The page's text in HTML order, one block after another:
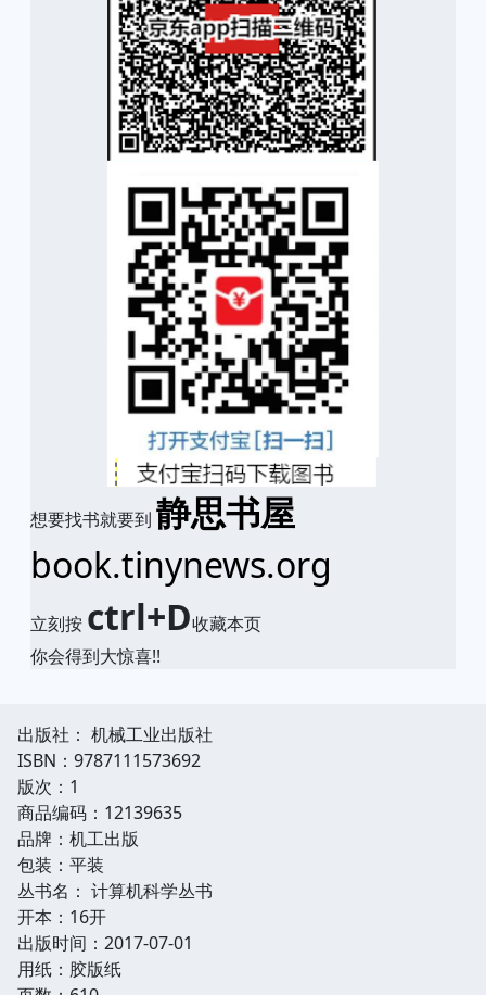
想要找书就要到 静思书屋
book.tinynews.org
立刻按 ctrl+D收藏本页
你会得到大惊喜!!
出版社： 机械工业出版社
ISBN：9787111573692
版次：1
商品编码：12139635
品牌：机工出版
包装：平装
丛书名： 计算机科学丛书
开本：16开
出版时间：2017-07-01
用纸：胶版纸